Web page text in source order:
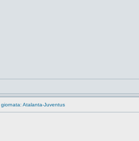
Atalanta-Juventus